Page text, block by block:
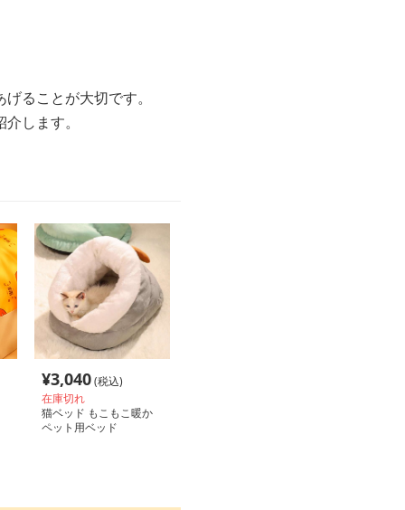
ることが大切です。
します。
¥3,040(税込)
在庫切れ
猫ベッド もこもこ暖か
ペット用ベッド